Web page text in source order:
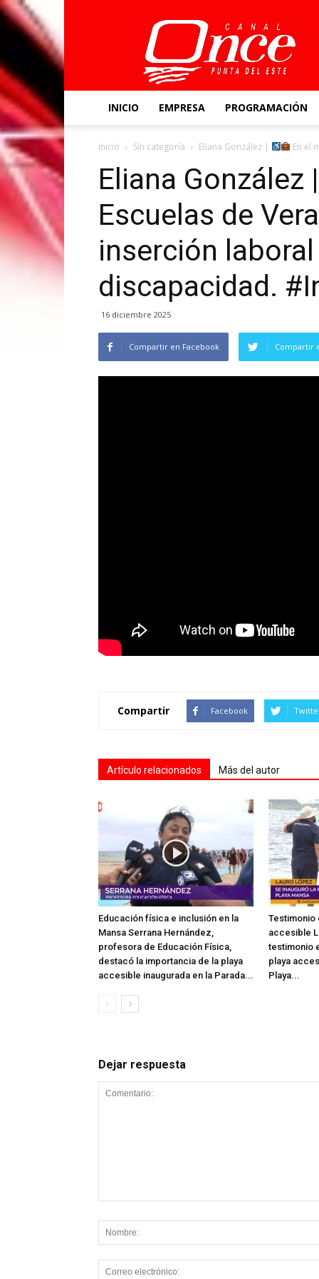
Canal
Once
INICIO EMPRESA PROGRAMACIÓN
Inicio Sin categoría Eliana González | En el
Eliana González |
Escuelas de
inserción
discapacidad.
16 diciembre 2025
Compartir en Facebook Compartir
Compartir Facebook
Artículo relacionados Más del autor
Educación física e inclusión en la
Mansa Serrana Hernández,
profesora de Educación Física,
destacó la importancia de la playa
accesible inaugurada en la Parada...
Testimonio
accesible
testimonio
playa
Playa...
Dejar respuesta